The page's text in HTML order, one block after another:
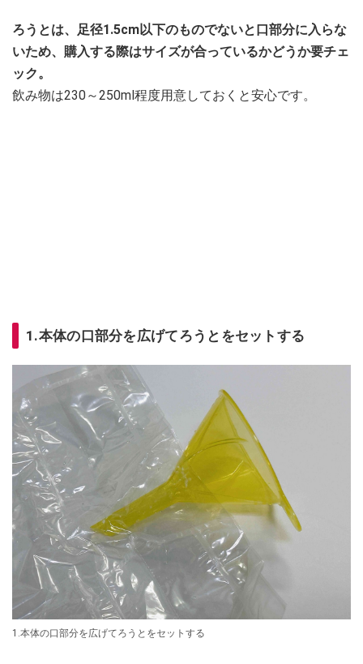
ろうとは、足径1.5cm以下のものでないと口部分に入らな
いため、購入する際はサイズが合っているかどうか要チェ
ック。
飲み物は230～250ml程度用意しておくと安心です。
1.本体の口部分を広げてろうとをセットする
1.本体の口部分を広げてろうとをセットする